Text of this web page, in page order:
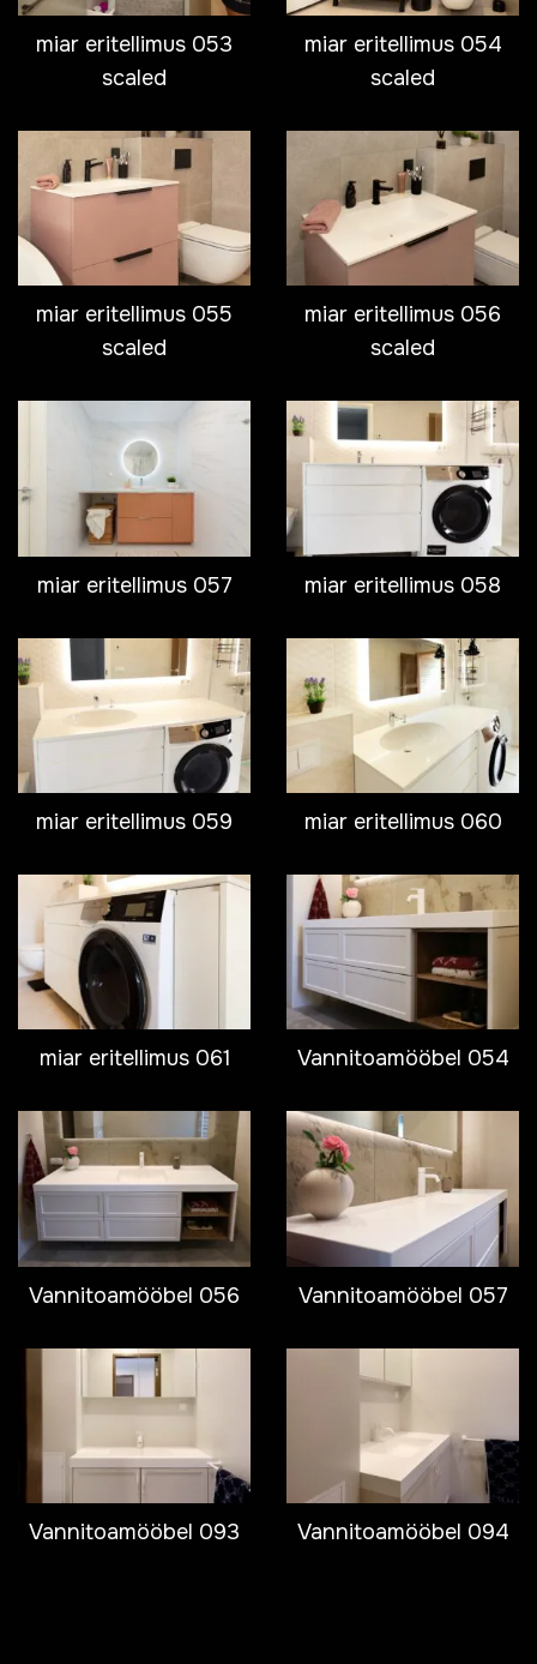
miar eritellimus 053
scaled
miar eritellimus 054
scaled
miar eritellimus 055
scaled
miar eritellimus 056
scaled
miar eritellimus 057 miar eritellimus 058
miar eritellimus 059 miar eritellimus 060
miar eritellimus 061 Vannitoamööbel 054
Vannitoamööbel 056 Vannitoamööbel 057
Vannitoamööbel 093 Vannitoamööbel 094